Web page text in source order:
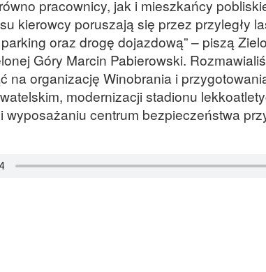
pracownicy, jak i mieszkańcy
kierowcy poruszają się przez przyległy
oraz drogę dojazdową” – piszą
Góry Marcin Pabierowski.
na organizację Winobrania i
modernizacji stadionu
wyposażaniu centrum bezpieczeństwa